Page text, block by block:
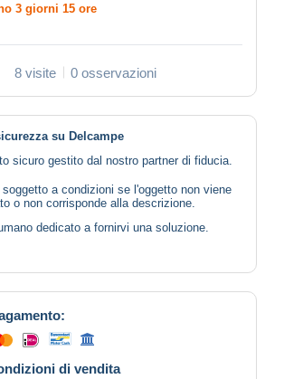
3 giorni 15 ore
8 visite 0 osservazioni
su Delcampe
sicuro gestito dal nostro partner di fiducia.
soggetto a condizioni se l'oggetto non viene
o non corrisponde alla descrizione.
dedicato a fornirvi una soluzione.
di vendita